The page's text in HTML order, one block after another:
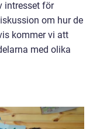
intresset för
om hur de
kommer vi att
med olika